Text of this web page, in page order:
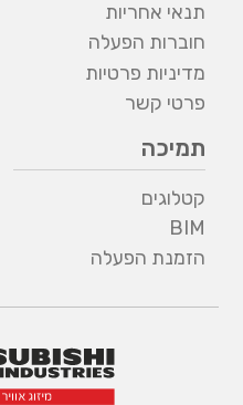
תנאי אחריות
חוברות הפעלה
מדיניות פרטיות
פרטי קשר
תמיכה
קטלוגים
BIM
הזמנת הפעלה